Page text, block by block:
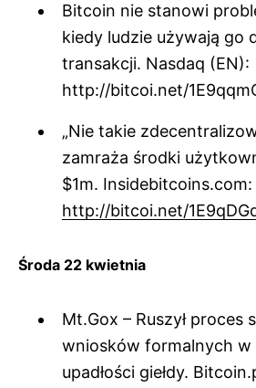
Bitcoin nie stanowi
kiedy ludzie używają go
transakcji. Nasdaq (EN):
http://bitcoi.net/
„Nie takie
zamraża środki
$1m. Insidebitcoins.com:
http://bitcoi.net/
Środa 22 kwietnia
Mt.Gox – Ruszył proces
wniosków formalnych w
upadłości giełdy.